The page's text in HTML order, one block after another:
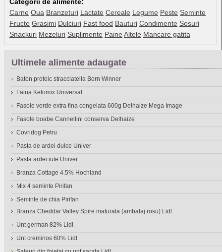
Carne Oua Branzeturi Lactate Cereale Legume Peste Seminte
Fructe Grasimi Dulciuri Fast food Bauturi Condimente Sosuri
Snackuri Mezeluri Suplimente Paine Altele Mancare gatita
Ultimele alimente adaugate
Baton proteic stracciatella Born Winner
Faina Ketomix Universal
Fasole verde extra fina congelata 600g Delhaize Mega Image
Fasole boabe Cannellini conserva Delhaize
Covridog Petru
Pasta de ardei dulce Univer
Pasta ardei iute Univer
Branza Cottage 4.5% Hochland
Mix 4 seminte Pirifan
Seminte de chia Pirifan
Branza Cheddar Valley Spire maturata (ambalaj rosu) Lidl
Unt german 82% Lidl
Unt creminos 60% Lidl